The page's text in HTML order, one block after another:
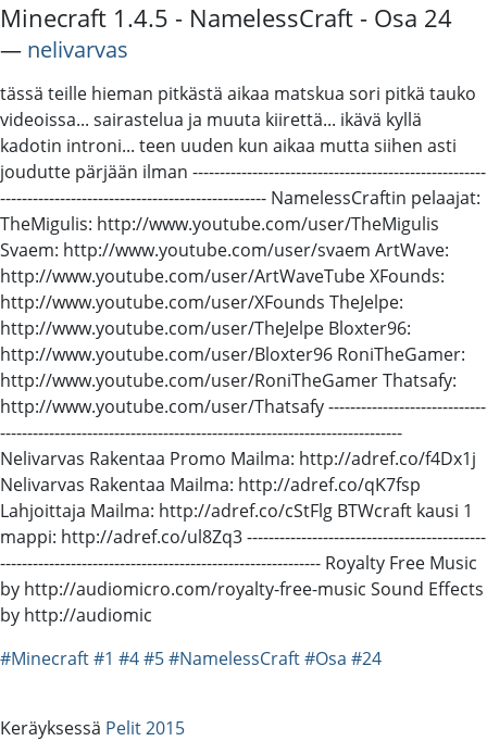
Minecraft 1.4.5 - NamelessCraft - Osa 24
― nelivarvas
tässä teille hieman pitkästä aikaa matskua sori pitkä tauko
videoissa... sairastelua ja muuta kiirettä... ikävä kyllä
kadotin introni... teen uuden kun aikaa mutta siihen asti
joudutte pärjään ilman ------------------------------------------------------
------------------------------------------------- NamelessCraftin pelaajat:
TheMigulis: http://www.youtube.com/user/TheMigulis
Svaem: http://www.youtube.com/user/svaem ArtWave:
http://www.youtube.com/user/ArtWaveTube XFounds:
http://www.youtube.com/user/XFounds TheJelpe:
http://www.youtube.com/user/TheJelpe Bloxter96:
http://www.youtube.com/user/Bloxter96 RoniTheGamer:
http://www.youtube.com/user/RoniTheGamer Thatsafy:
http://www.youtube.com/user/Thatsafy -----------------------------
--------------------------------------------------------------------------
Nelivarvas Rakentaa Promo Mailma: http://adref.co/f4Dx1j
Nelivarvas Rakentaa Mailma: http://adref.co/qK7fsp
Lahjoittaja Mailma: http://adref.co/cStFlg BTWcraft kausi 1
mappi: http://adref.co/ul8Zq3 --------------------------------------------
----------------------------------------------------------- Royalty Free Music
by http://audiomicro.com/royalty-free-music Sound Effects
by http://audiomic
#Minecraft#1 #4#5#NamelessCraft#Osa #24
Keräyksessä Pelit 2015